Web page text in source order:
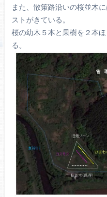
また、散策路沿いの桜並木
ストがきている。
桜の幼木５本と果樹を２本
る。